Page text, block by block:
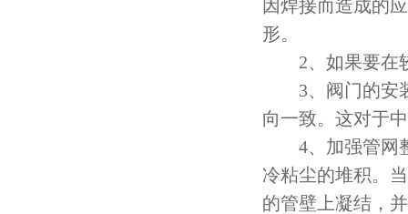
因焊接而造成的
形。
2、如果要在较
3、阀门的安装
向一致。这对于
4、加强管网整
冷粘尘的堆积。
的管壁上凝结，